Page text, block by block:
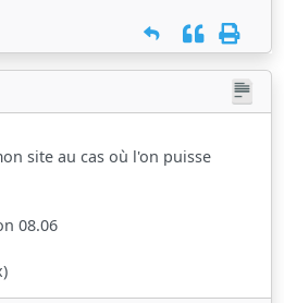
site au cas où l'on puisse
08.06